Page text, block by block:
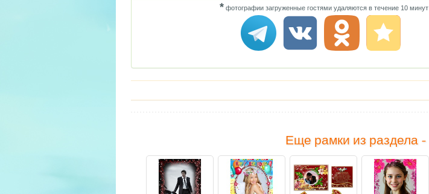
* фотографии загруженные гостями удаляются в течение 10 минут
Еще рамки из раздела -